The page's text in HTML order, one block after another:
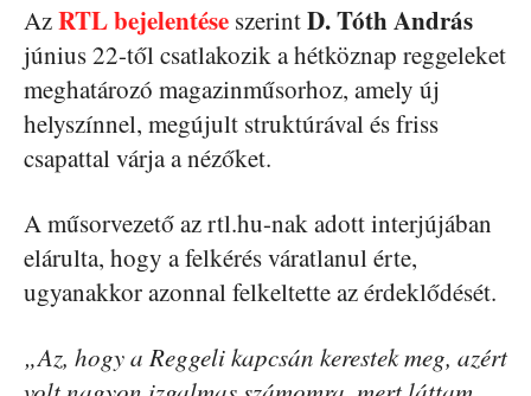
AzRTL bejelentése szerintD. Tóth András
június 22-től csatlakozik a hétköznap reggeleket
meghatározó magazinműsorhoz, amely új
helyszínnel, megújult struktúrával és friss
csapattal várja a nézőket.
A műsorvezető az rtl.hu-nak adott interjújában
elárulta, hogy a felkérés váratlanul érte,
ugyanakkor azonnal felkeltette az érdeklődését.
„Az, hogy a Reggeli kapcsán kerestek meg, azért